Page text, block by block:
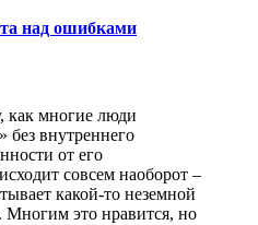
над ошибками
как многие люди
без внутреннего
от его
совсем наоборот –
какой-то неземной
Многим это нравится, но